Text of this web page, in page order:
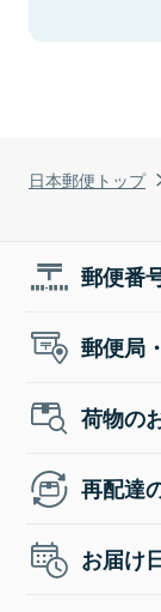
日本郵便トップ
郵便番
郵便局
荷物の
再配達
お届け